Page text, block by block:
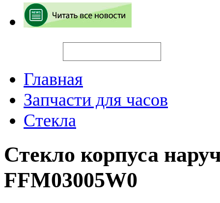
Главная
Запчасти для часов
Стекла
Стекло корпуса
FFM03005W0